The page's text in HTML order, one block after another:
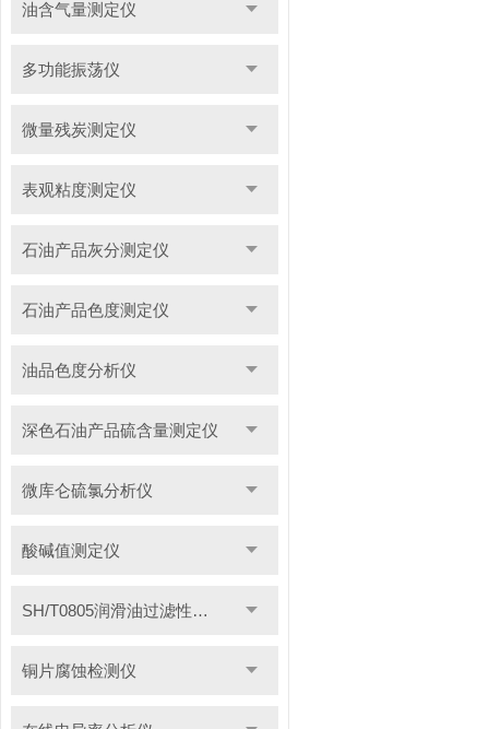
油含气量测定仪
多功能振荡仪
微量残炭测定仪
表观粘度测定仪
石油产品灰分测定仪
石油产品色度测定仪
油品色度分析仪
深色石油产品硫含量测定仪
微库仑硫氯分析仪
酸碱值测定仪
SH/T0805润滑油过滤性测定仪
铜片腐蚀检测仪